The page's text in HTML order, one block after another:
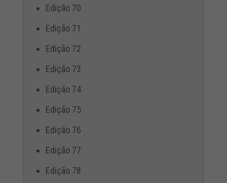
Edição 70
Edição 71
Edição 72
Edição 73
Edição 74
Edição 75
Edição 76
Edição 77
Edição 78